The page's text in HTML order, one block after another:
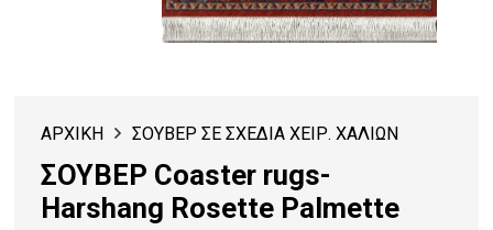
ΑΡΧΙΚΗ ΣΟΥΒΕΡ ΣΕ ΣΧΕΔΙΑ ΧΕΙΡ. ΧΑΛΙΩΝ
ΣΟΥΒΕΡ Coaster rugs-
Harshang Rosette Palmette